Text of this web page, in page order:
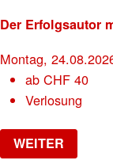
Der Erfolgsautor
Montag,
abCHF 40
Verlosung
WEITER